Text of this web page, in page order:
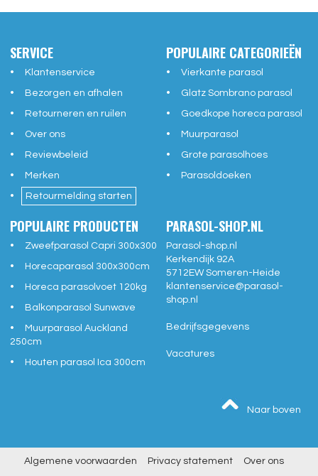
SERVICE
Klantenservice
Bezorgen en afhalen
Retourneren en ruilen
Over ons
Reviewbeleid
Merken
Retourmelding starten
POPULAIRE CATEGORIEËN
Vierkante parasol
Glatz Sombrano parasol
Goedkope horeca parasol
Muurparasol
Grote parasolhoes
Parasoldoeken
POPULAIRE PRODUCTEN
Zweefparasol Capri 300x300
Horecaparasol 300x300cm
Horeca parasolvoet 120kg
Balkonparasol Sunwave
Muurparasol Auckland
250cm
Houten parasol Ica 300cm
PARASOL-SHOP.NL
Parasol-shop.nl
Kerkendijk 92A
5712EW Someren-Heide
klantenservice@parasol-
shop.nl
Bedrijfsgegevens
Vacatures
Naar boven
Algemene voorwaarden Privacy statement Over ons